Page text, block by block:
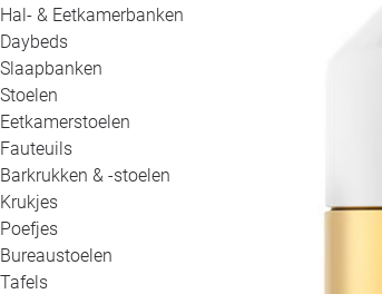
Hal- & Eetkamerbanken
Daybeds
Slaapbanken
Stoelen
Eetkamerstoelen
Fauteuils
Barkrukken & -stoelen
Krukjes
Poefjes
Bureaustoelen
Tafels